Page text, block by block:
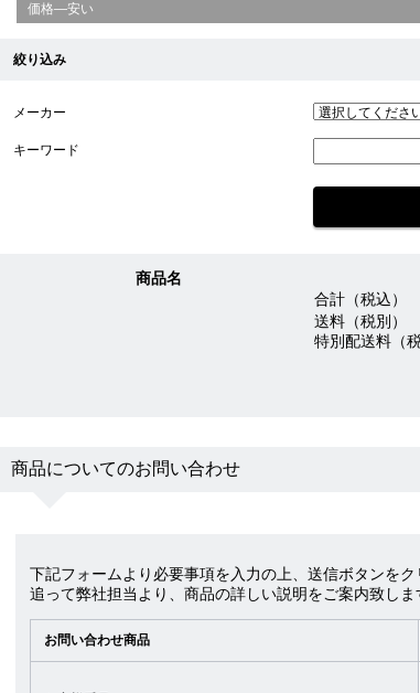
価格—安い
絞り込み
メーカー
キーワード
商品名
合計（税込）
送料（税別）
特別配送料（税
商品についてのお問い合わせ
下記フォームより必要事項を入力の上、送信ボタンをク
追って弊社担当より、商品の詳しい説明をご案内致しま
お問い合わせ商品